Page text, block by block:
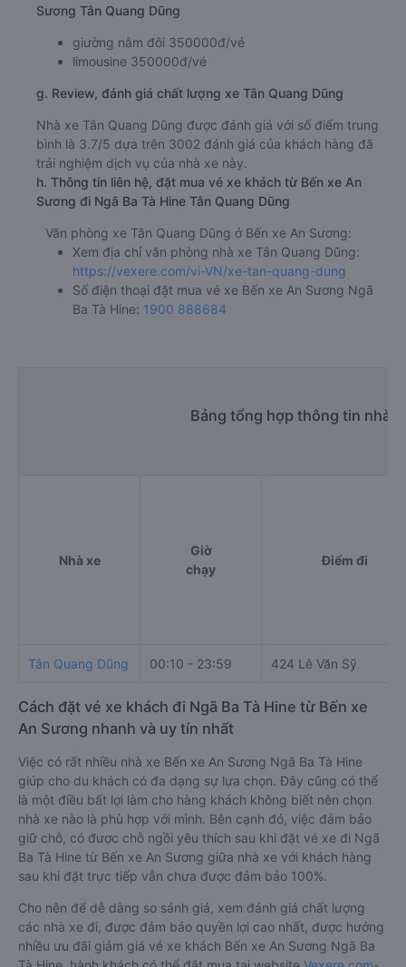
Sương Tân Quang Dũng
giường nằm đôi 350000đ/vé
limousine 350000đ/vé
g. Review, đánh giá chất lượng xe Tân Quang Dũng
Nhà xe Tân Quang Dũng được đánh giá với số điểm trung
bình là 3.7/5 dựa trên 3002 đánh giá của khách hàng đã
trải nghiệm dịch vụ của nhà xe này.
h. Thông tin liên hệ, đặt mua vé xe khách từ Bến xe An
Sương đi Ngã Ba Tà Hine Tân Quang Dũng
Văn phòng xe Tân Quang Dũng ở Bến xe An Sương:
Xem địa chỉ văn phòng nhà xe Tân Quang Dũng:
https://vexere.com/vi-VN/xe-tan-quang-dung
Số điện thoại đặt mua vé xe Bến xe An Sương Ngã
Ba Tà Hine: 1900 888684
Bảng tổng hợp thông tin nhà
Nhà xe
Giờ
chạy
Điểm đi
Tân Quang Dũng 00:10 - 23:59 424 Lê Văn Sỹ
Cách đặt vé xe khách đi Ngã Ba Tà Hine từ Bến xe
An Sương nhanh và uy tín nhất
Việc có rất nhiều nhà xe Bến xe An Sương Ngã Ba Tà Hine
giúp cho du khách có đa dạng sự lựa chọn. Đây cũng có thể
là một điều bất lợi làm cho hàng khách không biết nên chọn
nhà xe nào là phù hợp với mình. Bên cạnh đó, việc đảm bảo
giữ chỗ, có được chỗ ngồi yêu thích sau khi đặt vé xe đi Ngã
Ba Tà Hine từ Bến xe An Sương giữa nhà xe với khách hàng
sau khi đặt trực tiếp vẫn chưa được đảm bảo 100%.
Cho nên để dễ dàng so sánh giá, xem đánh giá chất lượng
các nhà xe đi, được đảm bảo quyền lợi cao nhất, được hưởng
nhiều ưu đãi giảm giá vé xe khách Bến xe An Sương Ngã Ba